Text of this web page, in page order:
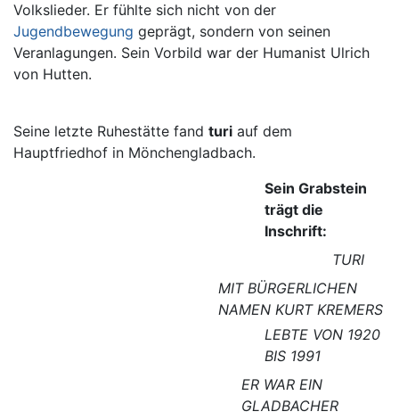
Volkslieder. Er fühlte sich nicht von der
Jugendbewegung geprägt, sondern von seinen
Veranlagungen. Sein Vorbild war der Humanist Ulrich
von Hutten.
Seine letzte Ruhestätte fand turi auf dem
Hauptfriedhof in Mönchengladbach.
Sein Grabstein
trägt die
Inschrift:
TURI
MIT BÜRGERLICHEN
NAMEN KURT KREMERS
LEBTE VON 1920
BIS 1991
ER WAR EIN
GLADBACHER